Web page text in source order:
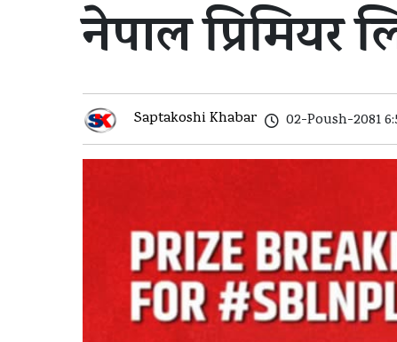
नेपाल प्रिमियर
Saptakoshi Khabar 02-Poush-2081